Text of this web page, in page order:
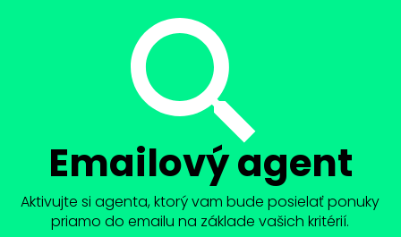
Emailový agent
Aktivujte si agenta, ktorý vam bude posielať ponuky
priamo do emailu na základe vašich kritérií.